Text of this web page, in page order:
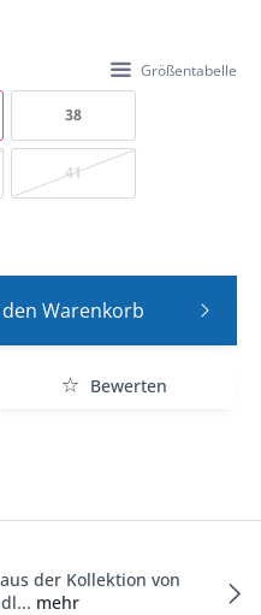
Größentabelle
38
41
Warenkorb
Bewerten
der Kollektion von
mehr